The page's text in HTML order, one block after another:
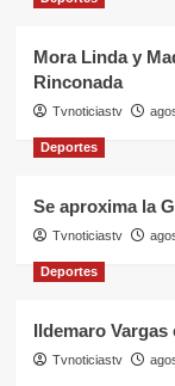
Mora Linda y
Rinconada
Tvnoticiastv
Deportes
Se aproxima la
Tvnoticiastv
Deportes
Ildemaro Vargas
Tvnoticiastv